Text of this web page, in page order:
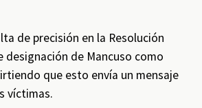
de precisión en la Resolución
designación de Mancuso como
que esto envía un mensaje
víctimas.